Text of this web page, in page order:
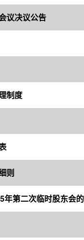
议决议公告
制度
则
第二次临时股东会的